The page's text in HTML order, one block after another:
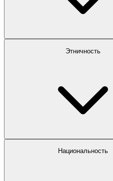
Этничность
Национальность